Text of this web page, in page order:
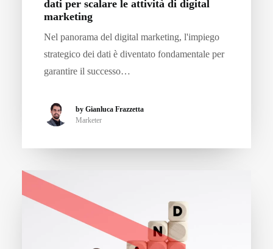
dati per scalare le attività di digital
marketing
Nel panorama del digital marketing, l'impiego
strategico dei dati è diventato fondamentale per
garantire il successo…
by Gianluca Frazzetta
Marketer